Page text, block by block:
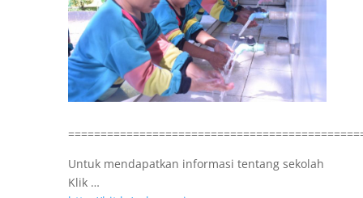
Untuk mendapatkan informasi tentang sekolah
Klik …